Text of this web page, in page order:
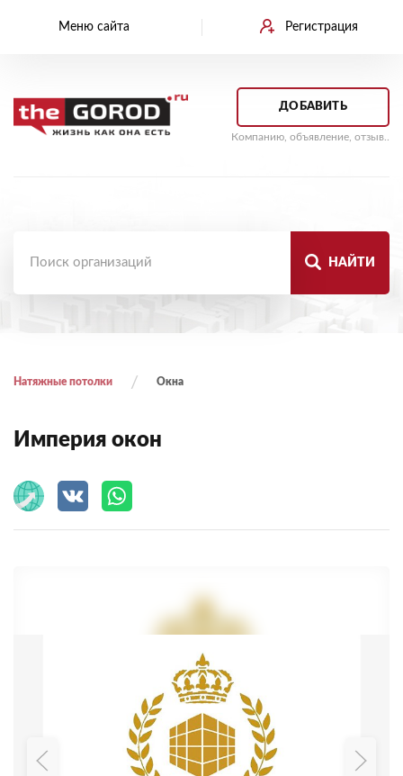
Меню сайта Регистрация
ДОБАВИТЬ
Компанию, объявление, отзыв..
НАЙТИ
Натяжные потолки Окна
Империя окон